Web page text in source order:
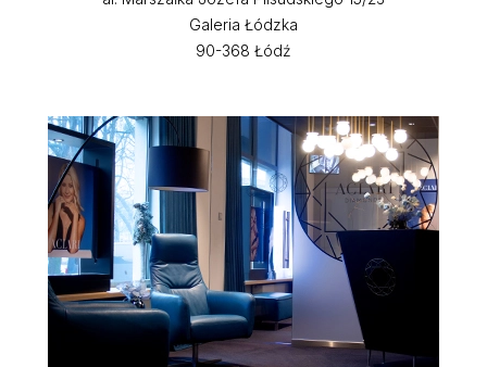
Galeria Łódzka
90-368 Łódź